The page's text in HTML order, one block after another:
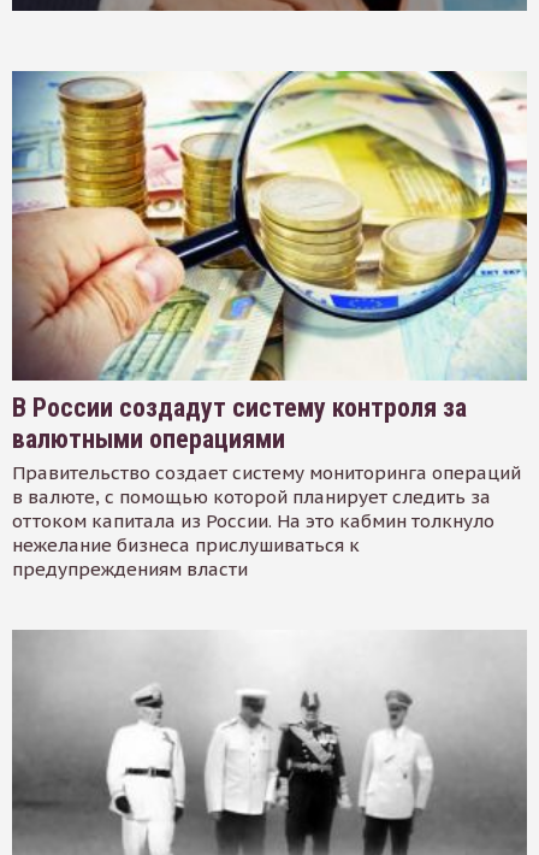
В России создадут систему контроля за
валютными операциями
Правительство создает систему мониторинга операций
в валюте, с помощью которой планирует следить за
оттоком капитала из России. На это кабмин толкнуло
нежелание бизнеса прислушиваться к
предупреждениям власти